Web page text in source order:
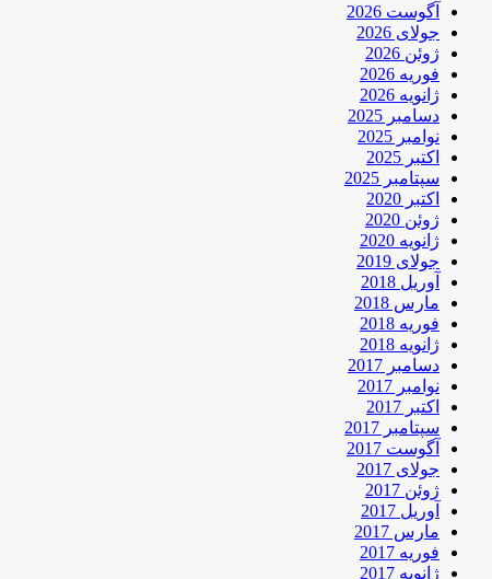
آگوست 2026
جولای 2026
ژوئن 2026
فوریه 2026
ژانویه 2026
دسامبر 2025
نوامبر 2025
اکتبر 2025
سپتامبر 2025
اکتبر 2020
ژوئن 2020
ژانویه 2020
جولای 2019
آوریل 2018
مارس 2018
فوریه 2018
ژانویه 2018
دسامبر 2017
نوامبر 2017
اکتبر 2017
سپتامبر 2017
آگوست 2017
جولای 2017
ژوئن 2017
آوریل 2017
مارس 2017
فوریه 2017
ژانویه 2017